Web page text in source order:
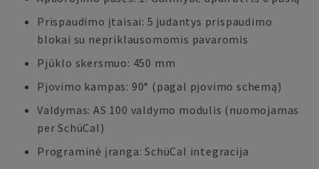
Prispaudimo įtaisai: 5 judantys prispaudimo
blokai su nepriklausomomis pavaromis
Pjūklo skersmuo: 450 mm
Pjovimo kampas: 90° (pagal pjovimo schemą)
Valdymas: AS 100 valdymo modulis (nuomojamas
per SchüCal)
Programinė įranga: SchüCal integracija